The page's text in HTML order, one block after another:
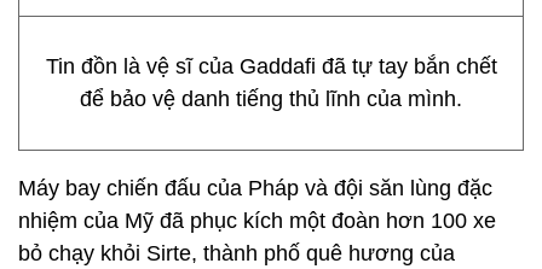
Tin đồn là vệ sĩ của Gaddafi đã tự tay bắn chết
để bảo vệ danh tiếng thủ lĩnh của mình.
Máy bay chiến đấu của Pháp và đội săn lùng đặc
nhiệm của Mỹ đã phục kích một đoàn hơn 100 xe
bỏ chạy khỏi Sirte, thành phố quê hương của